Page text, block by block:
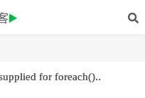
for foreach()..